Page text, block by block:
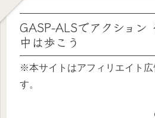
GASP-ALSでアクショ
中は歩こう
※本サイトはアフィリエイト広
す。